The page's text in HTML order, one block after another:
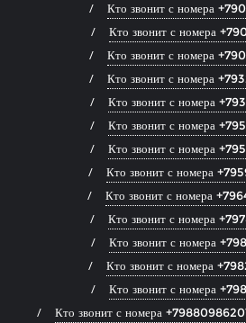
Кто звонит с номера
Кто звонит с номера
Кто звонит с номера
Кто звонит с номера
Кто звонит с номера
Кто звонит с номера
Кто звонит с номера
Кто звонит с номера
Кто звонит с номера
Кто звонит с номера
Кто звонит с номера
Кто звонит с номера
Кто звонит с номера
Кто звонит с номера